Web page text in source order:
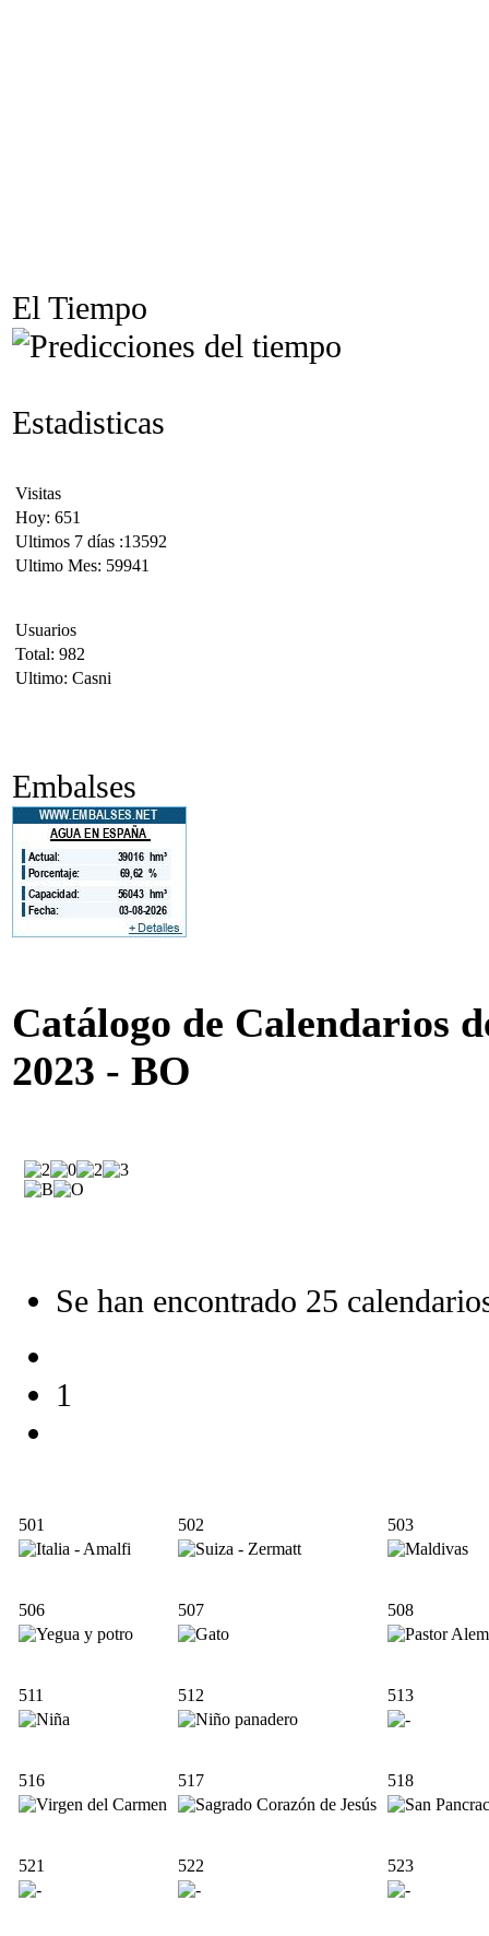
El Tiempo
Estadisticas
Visitas
Hoy: 651
Ultimos 7 días :13592
Ultimo Mes: 59941
Usuarios
Total: 982
Ultimo: Casni
Embalses
Catálogo de Calendarios
2023 - BO
Se han encontrado 25
1
501 502 503
506 507 508
511 512 513
516 517 518
521 522 523